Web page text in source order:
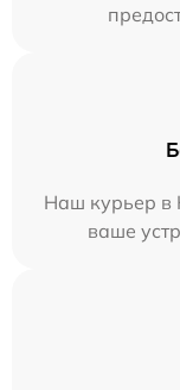
Наш курьер в
ваше